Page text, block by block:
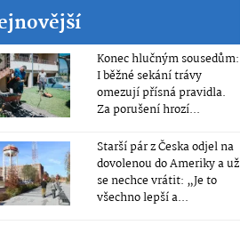
Konec hlučným sousedům:
I běžné sekání trávy
omezují přísná pravidla.
Za porušení hrozí...
Starší pár z Česka odjel na
dovolenou do Ameriky a už
se nechce vrátit: „Je to
všechno lepší a...